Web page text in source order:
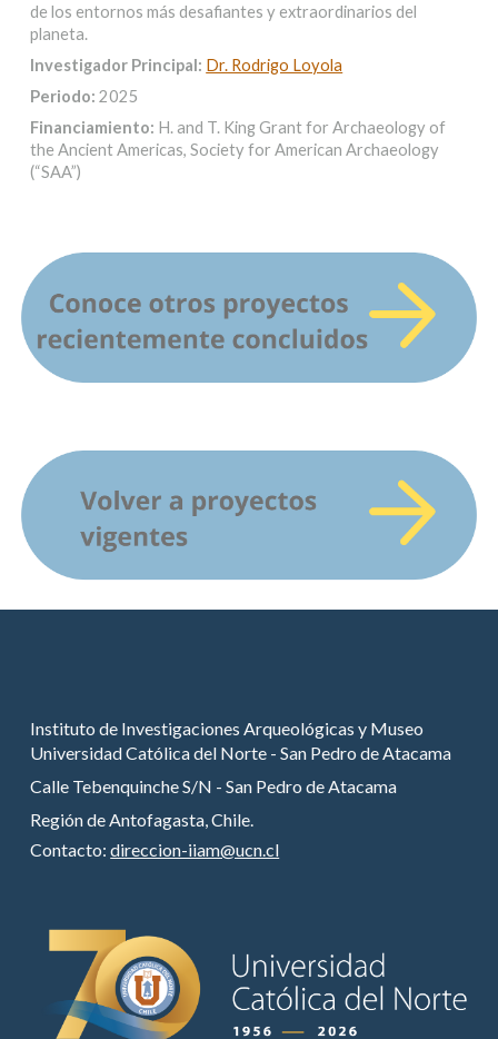
de los entornos más desafiantes y extraordinarios del
planeta.
Investigador Principal: Dr. Rodrigo Loyola
Periodo:2025
Financiamiento: H. and T. King Grant for Archaeology of
the Ancient Americas, Society for American Archaeology
(“SAA”)
Instituto de Investigaciones Arqueológicas y Museo
Universidad Católica del Norte - San Pedro de Atacama
Calle Tebenquinche S/N - San Pedro de Atacama
Región de Antofagasta, Chile.
Contacto:direccion-iiam@ucn.cl